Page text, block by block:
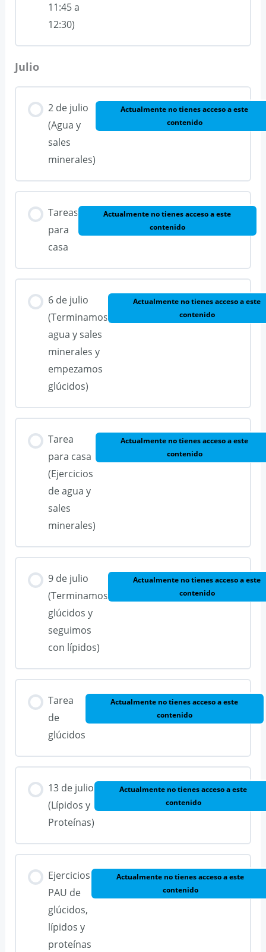
11:45 a
12:30)
Julio
2 de julio
(Agua y
sales
minerales)
Actualmente no tienes acceso a este
contenido
Tareas
para
casa
Actualmente no tienes acceso a este
contenido
6 de julio
(Terminamos
agua y sales
minerales y
empezamos
glúcidos)
Actualmente no tienes acceso a este
contenido
Tarea
para casa
(Ejercicios
de agua y
sales
minerales)
Actualmente no tienes acceso a este
contenido
9 de julio
(Terminamos
glúcidos y
seguimos
con lípidos)
Actualmente no tienes acceso a este
contenido
Tarea
de
glúcidos
Actualmente no tienes acceso a este
contenido
13 de julio
(Lípidos y
Proteínas)
Actualmente no tienes acceso a este
contenido
Ejercicios
PAU de
glúcidos,
lípidos y
proteínas
Actualmente no tienes acceso a este
contenido